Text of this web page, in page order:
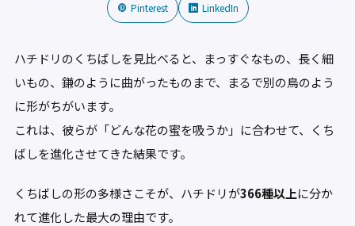
Pinterest LinkedIn
ハチドリのくちばしを見比べると、まっすぐなもの、長く細
いもの、鎌のように曲がったものまで、まるで別の鳥のよう
に形がちがいます。
これは、彼らが「どんな花の蜜を吸うか」に合わせて、くち
ばしを進化させてきた結果です。
くちばしの形の多様さこそが、ハチドリが366種以上に分か
れて進化した最大の理由です。